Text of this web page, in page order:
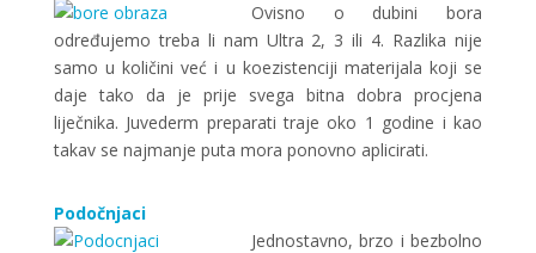
Ovisno o dubini bora
određujemo treba li nam Ultra 2, 3 ili 4. Razlika nije
samo u količini već i u koezistenciji materijala koji se
daje tako da je prije svega bitna dobra procjena
liječnika. Juvederm preparati traje oko 1 godine i kao
takav se najmanje puta mora ponovno aplicirati.
Podočnjaci
Jednostavno, brzo i bezbolno